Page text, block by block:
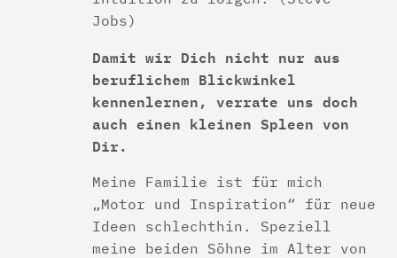
Jobs)
Damit wir Dich nicht nur aus
beruflichem Blickwinkel
kennenlernen, verrate uns doch
auch einen kleinen Spleen von
Dir.
Meine Familie ist für mich
„Motor und Inspiration“ für neue
Ideen schlechthin. Speziell
meine beiden Söhne im Alter von